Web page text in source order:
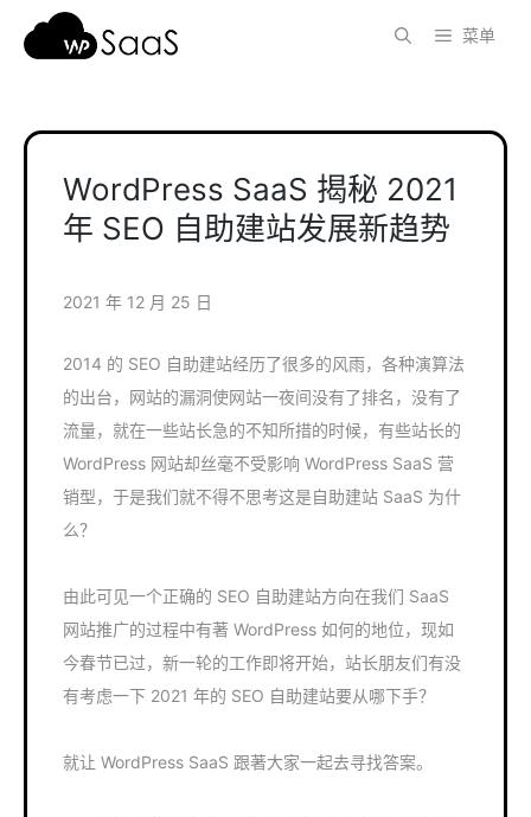
菜单
WordPress SaaS 揭秘 2021
年 SEO 自助建站发展新趋势
2021 年 12 月 25 日
2014 的 SEO 自助建站经历了很多的风雨，各种演算法
的出台，网站的漏洞使网站一夜间没有了排名，没有了
流量，就在一些站长急的不知所措的时候，有些站长的
WordPress 网站却丝毫不受影响 WordPress SaaS 营
销型，于是我们就不得不思考这是自助建站 SaaS 为什
么？
由此可见一个正确的 SEO 自助建站方向在我们 SaaS
网站推广的过程中有著 WordPress 如何的地位，现如
今春节已过，新一轮的工作即将开始，站长朋友们有没
有考虑一下 2021 年的 SEO 自助建站要从哪下手？
就让 WordPress SaaS 跟著大家一起去寻找答案。